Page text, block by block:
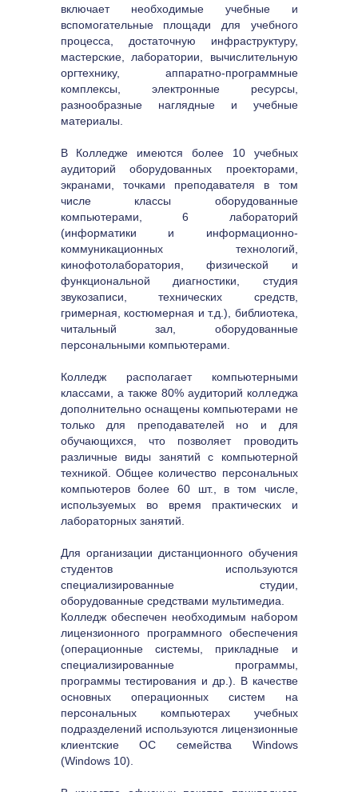
включает необходимые учебные и
вспомогательные площади для учебного
процесса, достаточную инфраструктуру,
мастерские, лаборатории, вычислительную
оргтехнику, аппаратно-программные
комплексы, электронные ресурсы,
разнообразные наглядные и учебные
материалы.
В Колледже имеются более 10 учебных
аудиторий оборудованных проекторами,
экранами, точками преподавателя в том
числе классы оборудованные
компьютерами, 6 лабораторий
(информатики и информационно-
коммуникационных технологий,
кинофотолаборатория, физической и
функциональной диагностики, студия
звукозаписи, технических средств,
гримерная, костюмерная и т.д.), библиотека,
читальный зал, оборудованные
персональными компьютерами.
Колледж располагает компьютерными
классами, а также 80% аудиторий колледжа
дополнительно оснащены компьютерами не
только для преподавателей но и для
обучающихся, что позволяет проводить
различные виды занятий с компьютерной
техникой. Общее количество персональных
компьютеров более 60 шт., в том числе,
используемых во время практических и
лабораторных занятий.
Для организации дистанционного обучения
студентов используются
специализированные студии,
оборудованные средствами мультимедиа.
Колледж обеспечен необходимым набором
лицензионного программного обеспечения
(операционные системы, прикладные и
специализированные программы,
программы тестирования и др.). В качестве
основных операционных систем на
персональных компьютерах учебных
подразделений используются лицензионные
клиентские ОС семейства Windows
(Windows 10).